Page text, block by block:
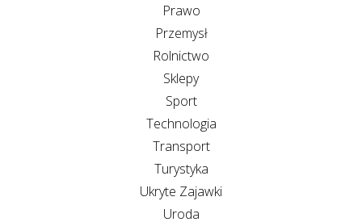
Prawo
Przemysł
Rolnictwo
Sklepy
Sport
Technologia
Transport
Turystyka
Ukryte Zajawki
Uroda